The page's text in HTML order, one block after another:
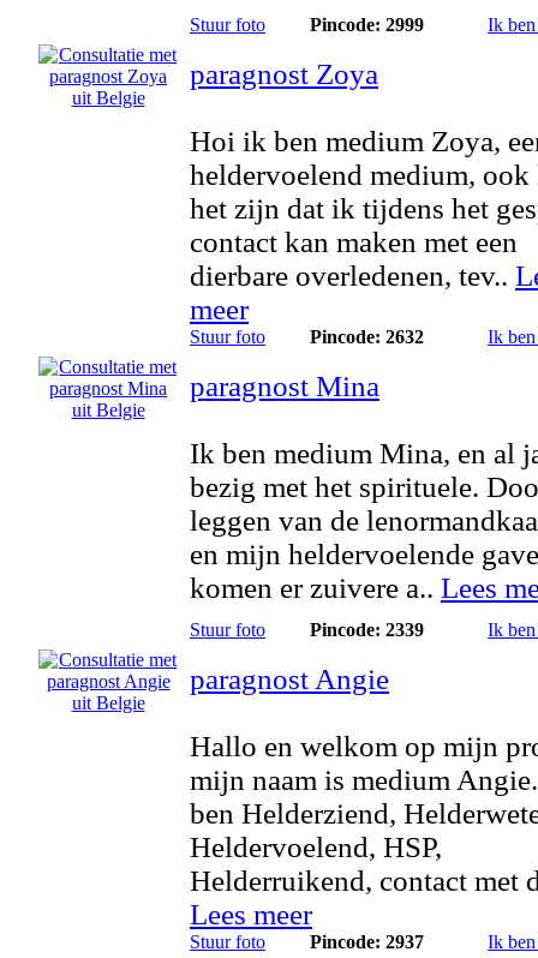
Stuur foto Pincode: 2999 Ik
paragnost Zoya
Hoi ik ben medium Zoya,
heldervoelend medium, ook
het zijn dat ik tijdens het
contact kan maken met een
dierbare overledenen, tev..
meer
Stuur foto Pincode: 2632 Ik
paragnost Mina
Ik ben medium Mina, en al
bezig met het spirituele.
leggen van de
en mijn heldervoelende
komen er zuivere a.. Lees
Stuur foto Pincode: 2339 Ik
paragnost Angie
Hallo en welkom op mijn
mijn naam is medium
ben Helderziend,
Heldervoelend, HSP,
Helderruikend, contact met
Lees meer
Stuur foto Pincode: 2937 Ik